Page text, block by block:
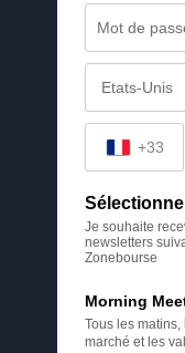
+33
Je souhaite
newsletters
Zonebourse
Morning
Tous les
marché et les